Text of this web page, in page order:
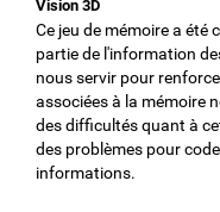
Vision 3D
Ce jeu de mémoire a
partie de l'information
nous servir pour
associées à la mémoire
des difficultés quant à
des problèmes pour
informations.